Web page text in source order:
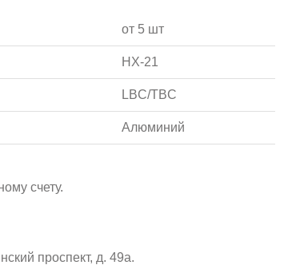
от 5 шт
HX-21
LBC/TBC
Алюминий
счету.
проспект, д. 49а.